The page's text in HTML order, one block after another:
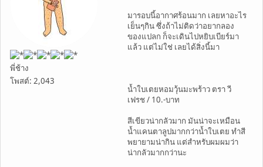
พี่ช้าง
โพสต์: 2,043
มารอบนี้อากาศร้อนมาก เลยหาอะไร
เย็นๆกิน ซึ่งถ้าไม่ติดว่าอยากลอง
ของแปลก ก็จะเดินไปหยิบเบียร์มา
แล้ว แต่ไม่ใช่ เลยได้สิ่งนี้มา
น้ำใบเตยหอมวุ้นมะพร้าว ตรา วี
เฟรช / 10.-บาท
สีเขียวน่ากลัวมาก มันน่าจะเหมือน
น้ำแคนตาลูปมากกว่าน้ำใบเตย ทำสี
พยายามน่ากิน แต่สำหรับผมผมว่า
น่ากลัวมากกว่านะ